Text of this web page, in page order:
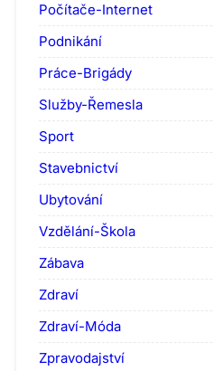
Počítače-Internet
Podnikání
Práce-Brigády
Služby-Řemesla
Sport
Stavebnictví
Ubytování
Vzdělání-Škola
Zábava
Zdraví
Zdraví-Móda
Zpravodajství